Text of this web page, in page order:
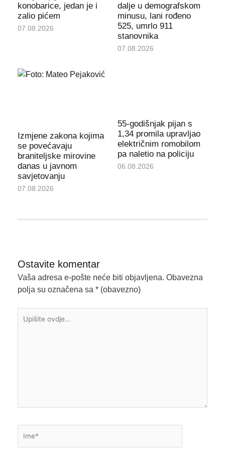
konobarice, jedan je i
zalio pićem
07.08.2026
dalje u demografskom
minusu, lani rođeno
525, umrlo 911
stanovnika
07.08.2026
Izmjene zakona kojima
se povećavaju
braniteljske mirovine
danas u javnom
savjetovanju
07.08.2026
55-godišnjak pijan s
1,34 promila upravljao
električnim romobilom
pa naletio na policiju
06.08.2026
Ostavite komentar
Vaša adresa e-pošte neće biti objavljena. Obavezna
polja su označena sa * (obavezno)
ovdje...